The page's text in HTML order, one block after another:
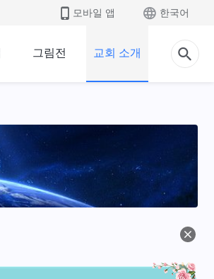
모바일 앱 한국어
그림전 교회 소개